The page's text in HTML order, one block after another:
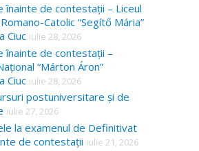
înainte de contestații – Liceul
Catolic “Segítő Mária”
Ciuc iulie 28, 2026
înainte de contestații –
“Márton Áron”
Ciuc iulie 28, 2026
postuniversitare și de
iulie 27, 2026
la examenul de Definitivat
de contestații iulie 21, 2026